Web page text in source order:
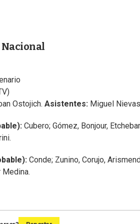
Nacional
Ostojich. Asistentes: Miguel
Cubero; Gómez, Bonjour,
Conde; Zunino, Corujo,
Medina.